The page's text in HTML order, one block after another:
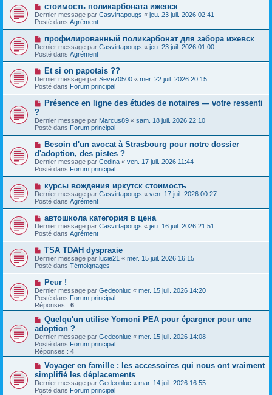
s
a
g
e
a
u
m
e
s
s
a
g
e
N
o
u
v
a
u
m
e
s
a
g
e
стоимость поликарбоната ижевск
Dernier message par Casvirtapougs « jeu. 23 juil. 2026 02:41
Posté dans Agrément
N
o
u
v
e
a
u
m
e
g
e
профилированный поликарбонат для забора ижевск
Dernier message par Casvirtapougs « jeu. 23 juil. 2026 01:00
Posté dans Agrément
N
o
u
v
e
a
m
e
s
s
a
g
e
Et si on papotais ??
Dernier message par Seve70500 « mer. 22 juil. 2026 20:15
Posté dans Forum principal
N
v
e
a
m
e
s
g
e
Présence en ligne des études de notaires — votre ressenti
?
Dernier message par Marcus89 « sam. 18 juil. 2026 22:10
Posté dans Forum principal
N
u
v
e
a
u
m
e
s
s
a
g
e
Besoin d'un avocat à Strasbourg pour notre dossier
d'adoption, des pistes ?
Dernier message par Cedina « ven. 17 juil. 2026 11:44
Posté dans Forum principal
N
o
u
v
a
u
m
e
s
s
a
g
e
курсы вождения иркутск стоимость
Dernier message par Casvirtapougs « ven. 17 juil. 2026 00:27
Posté dans Agrément
N
o
u
v
e
u
m
e
s
a
g
e
автошкола категория в цена
Dernier message par Casvirtapougs « jeu. 16 juil. 2026 21:51
Posté dans Agrément
N
o
u
v
e
a
u
m
e
s
a
g
e
TSA TDAH dyspraxie
Dernier message par lucie21 « mer. 15 juil. 2026 16:15
Posté dans Témoignages
N
o
u
v
e
a
u
m
e
s
s
a
e
Peur !
Dernier message par Gedeonluc « mer. 15 juil. 2026 14:20
Posté dans Forum principal
Réponses : 6
N
o
u
v
e
a
u
m
e
s
s
Quelqu'un utilise Yomoni PEA pour épargner pour une
adoption ?
Dernier message par Gedeonluc « mer. 15 juil. 2026 14:08
Posté dans Forum principal
Réponses : 4
N
u
v
e
Voyager en famille : les accessoires qui nous ont vraiment
simplifié les déplacements
Dernier message par Gedeonluc « mar. 14 juil. 2026 16:55
Posté dans Forum principal